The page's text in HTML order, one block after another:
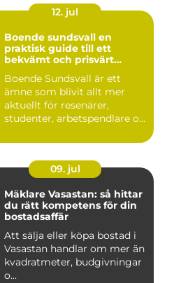
12. jul
Boende sundsvall en
praktisk guide till ett
bekvämt och prisvärt
Boende Sundsvall är ett
ämne som blivit allt mer
aktuellt för resenärer,
studenter, arbetspendlare o...
09. jul
Mäklare Vasastan: så hittar
du rätt kompetens för din
bostadsaffär
Att sälja eller köpa bostad i
Vasastan handlar om mer än
kvadratmeter, budgivningar
o...